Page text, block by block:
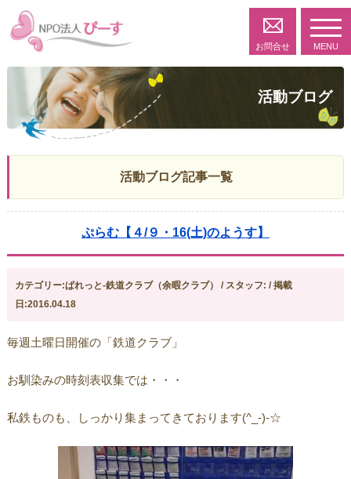
お問合せ MENU
活動ブログ
活動ブログ記事一覧
ぷらむ【４/９・16(土)のようす】
カテゴリー:ぱれっと-鉄道クラブ（余暇クラブ） / スタッフ: / 掲載
日:2016.04.18
毎週土曜日開催の「鉄道クラブ」
お馴染みの時刻表収集では・・・
私鉄ものも、しっかり集まってきております(^_-)-☆